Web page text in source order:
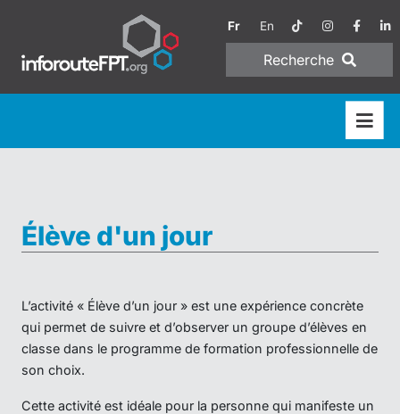
Fr En
Recherche
Élève d'un jour
L’activité « Élève d’un jour » est une expérience concrète
qui permet de suivre et d’observer un groupe d’élèves en
classe dans le programme de formation professionnelle de
son choix.
Cette activité est idéale pour la personne qui manifeste un